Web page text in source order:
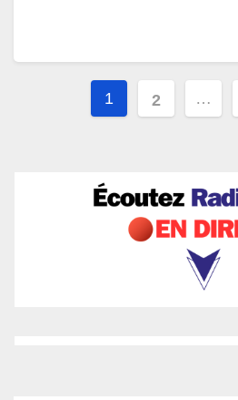
Pagination
publications
1 2 …